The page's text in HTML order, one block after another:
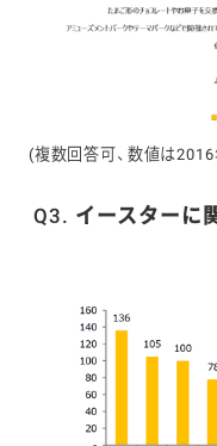
(複数回答可、数値は
Q3. イースターに